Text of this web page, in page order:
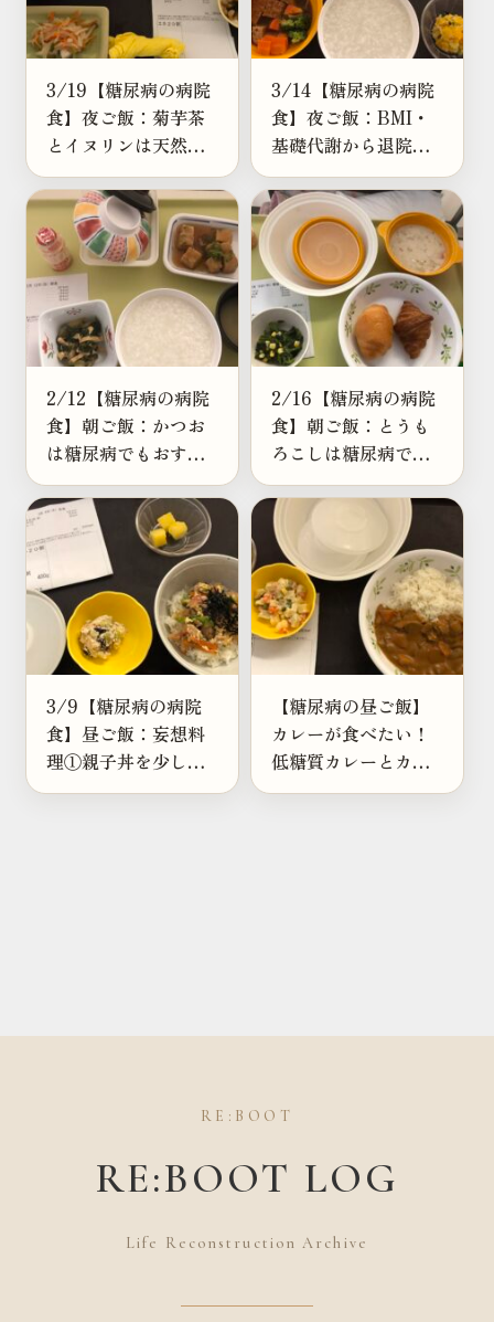
3/19【糖尿病の病院
食】夜ご飯：菊芋茶
とイヌリンは天然の
インスリン？難消化
性デキストリンとの
違い
3/14【糖尿病の病院
食】夜ご飯：BMI・
基礎代謝から退院後
の白米の量を考えて
みた
2/12【糖尿病の病院
食】朝ご飯：かつお
は糖尿病でもおすす
め？高たんぱくな理
由を解説
2/16【糖尿病の病院
食】朝ご飯：とうも
ろこしは糖尿病でも
食べられる？ご飯と
の違いを解説
3/9【糖尿病の病院
食】昼ご飯：妄想料
理①親子丼を少しだ
けヘルシーに食べる
【糖尿病の昼ご飯】
カレーが食べたい！
低糖質カレーとカリ
フラワーライスを考
RE:BOOT
RE:BOOT LOG
Life Reconstruction Archive